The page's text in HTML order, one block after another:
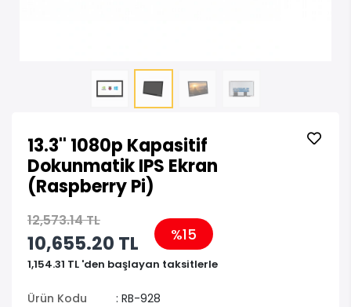
13.3'' 1080p Kapasitif
Dokunmatik IPS Ekran
(Raspberry Pi)
12,573.14 TL
10,655.20 TL %15
1,154.31 TL 'den başlayan taksitlerle
Ürün Kodu
: RB-928